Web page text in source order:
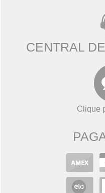
CENTRAL
Clique